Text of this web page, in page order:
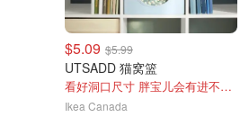
$5.09 $5.99
UTSADD 猫窝篮
看好洞口尺寸 胖宝儿会有进不去的风险
Ikea Canada